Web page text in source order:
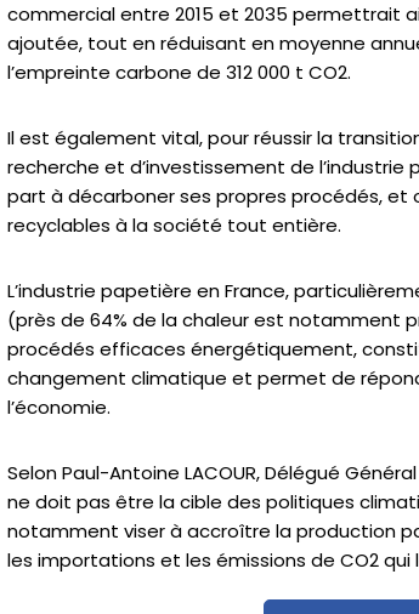
commercial entre 2015 et 2035 permettrait
ajoutée, tout en réduisant en moyenne
l’empreinte carbone de 312 000 t CO2.
Il est également vital, pour réussir la
recherche et d’investissement de l’industrie
part à décarboner ses propres procédés, et
recyclables à la société tout entière.
L’industrie papetière en France,
(près de 64% de la chaleur est notamment
procédés efficaces énergétiquement,
changement climatique et permet de
l’économie.
Selon Paul-Antoine LACOUR, Délégué
ne doit pas être la cible des politiques
notamment viser à accroître la production
les importations et les émissions de CO2 qui